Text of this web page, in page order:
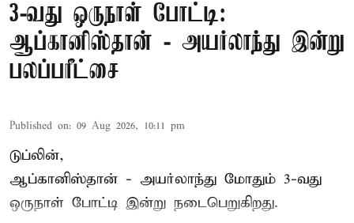
3-வது ஒருநாள் போட்டி:
ஆப்கானிஸ்தான் - அயர்லாந்து இன்று
பலப்பரீட்சை
Published on: 09 Aug 2026, 10:11 pm
டுப்லின்,
ஆப்கானிஸ்தான் - அயர்லாந்து மோதும் 3-வது
ஒருநாள் போட்டி இன்று நடைபெறுகிறது.